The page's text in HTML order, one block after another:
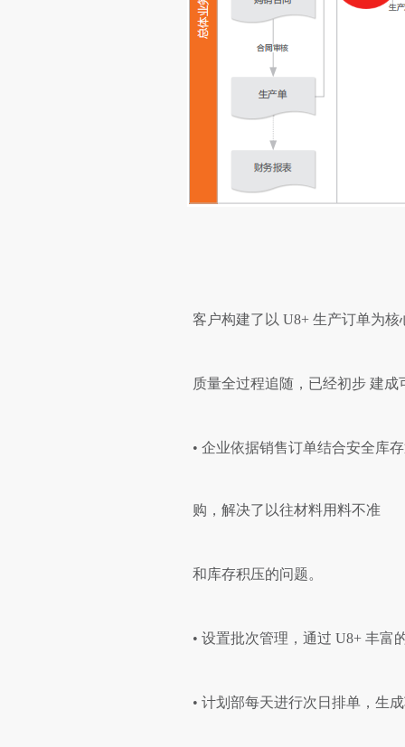
客户构建了以 U8+ 生产订单为核
质量全过程追随，已经初步建成
• 企业依据销售订单结合安全库
购，解决了以往材料用料不准
和库存积压的问题。
• 设置批次管理，通过 U8+ 丰
• 计划部每天进行次日排单，生